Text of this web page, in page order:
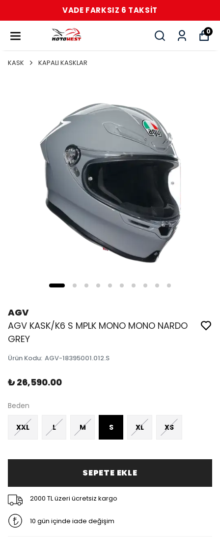
VADE FARKSIZ 6 TAKSİT
0
KASK KAPALI KASKLAR
AGV
AGV KASK/K6 S MPLK MONO MONO NARDO
GREY
Ürün Kodu: AGV-18395001.012.S
₺ 26,590.00
Beden
XXL L M S XL XS
SEPETE EKLE
2000 TL üzeri ücretsiz kargo
10 gün içinde iade değişim